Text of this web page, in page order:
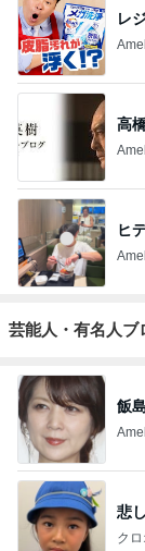
レ
高
ヒ
芸能人・有名人ブ
飯
悲
ク